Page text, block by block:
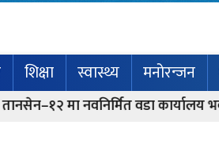
शिक्षा स्वास्थ्य मनोरन्जन
नवनिर्मित वडा कार्यालय भवन समुद्घाटन